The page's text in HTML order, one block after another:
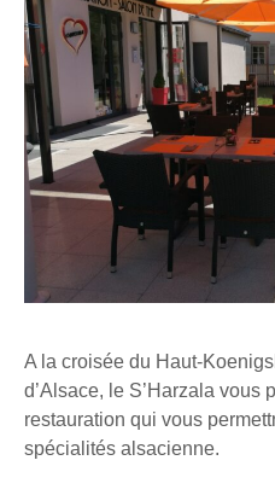
A la croisée du Haut-
d’Alsace, le S’Harzala vous
restauration qui vous
spécialités alsacienne.